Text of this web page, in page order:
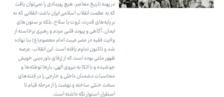
در پهنه تاریخ معاصر، هیچ رویدادی را نمی‌توان یافت
که به عظمت انقلاب اسلامی ایران باشد؛ انقلابی که نه
بر پایه‌های قدرت، ثروت یا سلاح، بلکه بر ستون‌های
ایمان، آگاهی و پیوند قلبی مردم و رهبری برخاسته از
ولایت فقیه در عصر غیبت امام معصوم(ع) بنا نهاده
شد و تاکنون تداوم یافته است. این انقلاب، عرصه
ظهور ملتی بوده است که از ژرفای باور دینی خویش
جوشیده و با اتکا به نیروی الهی، بارها توطئه‌ها و
محاسبات دشمنان داخلی و خارجی را در فتنه‌های
سخت خنثی ساخته و نهضت را از مرحله قیام تا
استقرار، استوار نگه داشته است.